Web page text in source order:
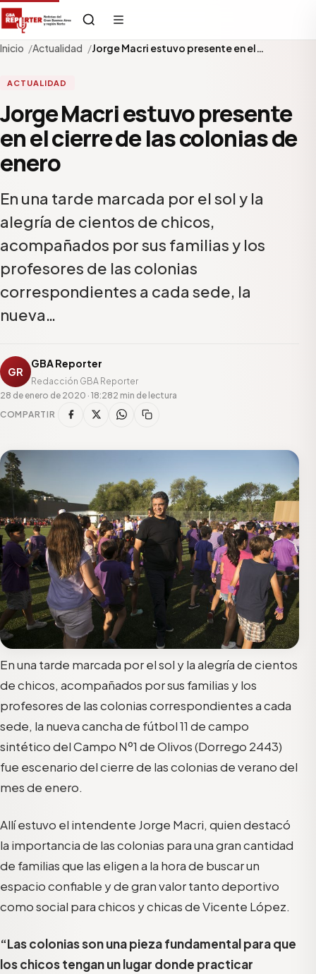
Inicio Actualidad Jorge Macri estuvo presente en el…
ACTUALIDAD
Jorge Macri estuvo presente
en el cierre de las colonias de
enero
En una tarde marcada por el sol y la
alegría de cientos de chicos,
acompañados por sus familias y los
profesores de las colonias
correspondientes a cada sede, la
nueva…
GR
GBA Reporter
Redacción GBA Reporter
28 de enero de 2020 · 18:282 min de lectura
COMPARTIR
En una tarde marcada por el sol y la alegría de cientos
de chicos, acompañados por sus familias y los
profesores de las colonias correspondientes a cada
sede, la nueva cancha de fútbol 11 de campo
sintético del Campo Nº1 de Olivos (Dorrego 2443)
fue escenario del cierre de las colonias de verano del
mes de enero.
Allí estuvo el intendente Jorge Macri, quien destacó
la importancia de las colonias para una gran cantidad
de familias que las eligen a la hora de buscar un
espacio confiable y de gran valor tanto deportivo
como social para chicos y chicas de Vicente López.
“Las colonias son una pieza fundamental para que
los chicos tengan un lugar donde practicar